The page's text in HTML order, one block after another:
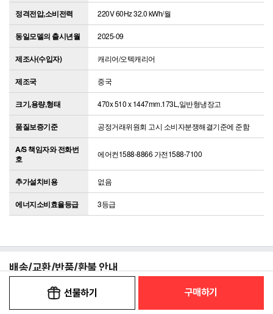
정격전압,소비전력 220V 60Hz 32.0 kWh/월
동일모델의 출시년월 2025-09
제조사(수입자) 캐리어/오텍캐리어
제조국 중국
크기,용량,형태 470x 510 x 1447mm.173L,일반형냉장고
품질보증기준 공정거래위원회 고시 소비자분쟁해결기준에 준함
A/S 책임자와 전화번
호
에어컨1588-8866 가전1588-7100
추가설치비용 없음
에너지소비효율등급 3등급
배송/교환/반품/환불 안내
[선택] 추가구성선택
선물하기 구매하기